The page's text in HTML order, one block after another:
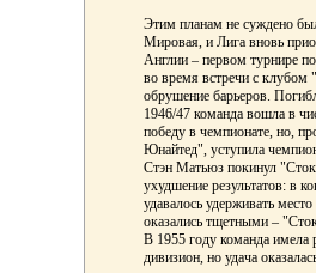
Этим планам не суждено
Мировая, и Лига вновь
Англии – первом турнире
во время встречи с клубом
обрушение барьеров.
1946/47 команда вошла в
победу в чемпионате, но,
Юнайтед", уступила
Стэн Матьюз покинул "Сток
ухудшение результатов: в
удавалось удерживать
оказались тщетными –
В 1955 году команда имела
дивизион, но удача